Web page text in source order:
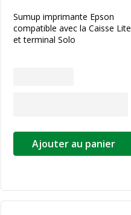
Sumup imprimante Epson
compatible avec la Caisse Lite
et terminal Solo
Ajouter au panier